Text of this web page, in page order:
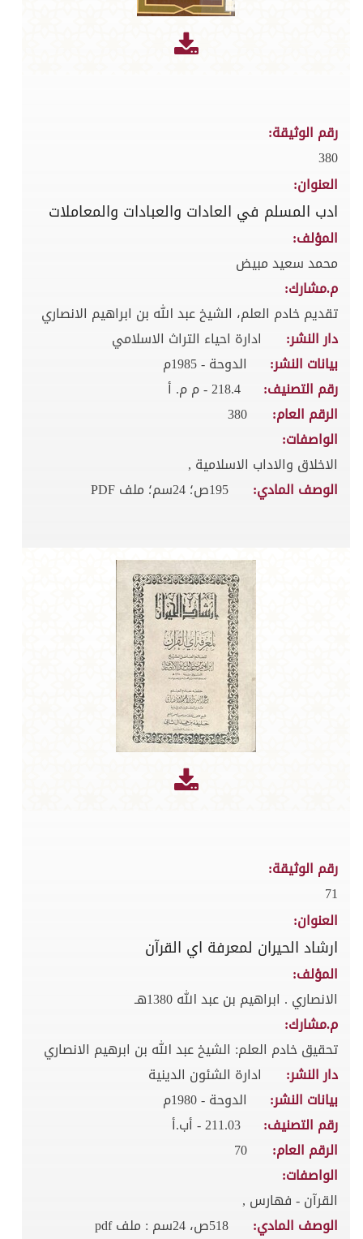
رقم الوثيقة:
380
العنوان:
ادب المسلم في العادات والعبادات والمعاملات
المؤلف:
محمد سعيد مبيض
م.مشارك:
تقديم خادم العلم، الشيخ عبد الله بن ابراهيم الانصاري
دار النشر:
ادارة احياء التراث الاسلامي
بيانات النشر:
الدوحة - 1985م
رقم التصنيف:
218.4 - م م. أ
الرقم العام:
380
الواصفات:
الاخلاق والاداب الاسلامية ,
الوصف المادي:
195ص؛ 24سم؛ ملف PDF
رقم الوثيقة:
71
العنوان:
ارشاد الحيران لمعرفة اي القرآن
المؤلف:
الانصاري . ابراهيم بن عبد الله 1380هـ
م.مشارك:
تحقيق خادم العلم: الشيخ عبد الله بن ابرهيم الانصاري
دار النشر:
ادارة الشئون الدينية
بيانات النشر:
الدوحة - 1980م
رقم التصنيف:
211.03 - أب.أ
الرقم العام:
70
الواصفات:
القرآن - فهارس ,
الوصف المادي:
518ص، 24سم : ملف pdf